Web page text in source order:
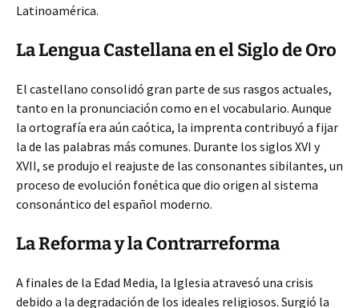
Latinoamérica.
La Lengua Castellana en el Siglo de Oro
El castellano consolidó gran parte de sus rasgos actuales,
tanto en la pronunciación como en el vocabulario. Aunque
la ortografía era aún caótica, la imprenta contribuyó a fijar
la de las palabras más comunes. Durante los siglos XVI y
XVII, se produjo el reajuste de las consonantes sibilantes, un
proceso de evolución fonética que dio origen al sistema
consonántico del español moderno.
La Reforma y la Contrarreforma
A finales de la Edad Media, la Iglesia atravesó una crisis
debido a la degradación de los ideales religiosos. Surgió la